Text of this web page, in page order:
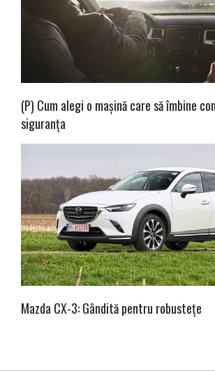
(P) Cum alegi o mașină care să îmbine
siguranța
Mazda CX-3: Gândită pentru robustețe